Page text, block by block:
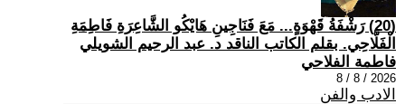
(20) رَشْفَةُ قَهْوَةٍ... مَعَ فَنَاجِينِ هَايْكُو الشَّاعِرَةِ فَاطِمَةِ
الْفَلَّاحِي. بقلم الكاتب الناقد د. عبد الرحيم الشويلي
فاطمة الفلاحي
2026 / 8 / 8
الادب والفن